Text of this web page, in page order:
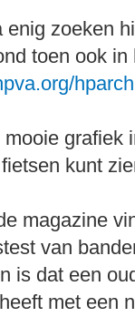
enig zoeken
toen ook
grafiek
kunt
magazine
van
is dat een
met een